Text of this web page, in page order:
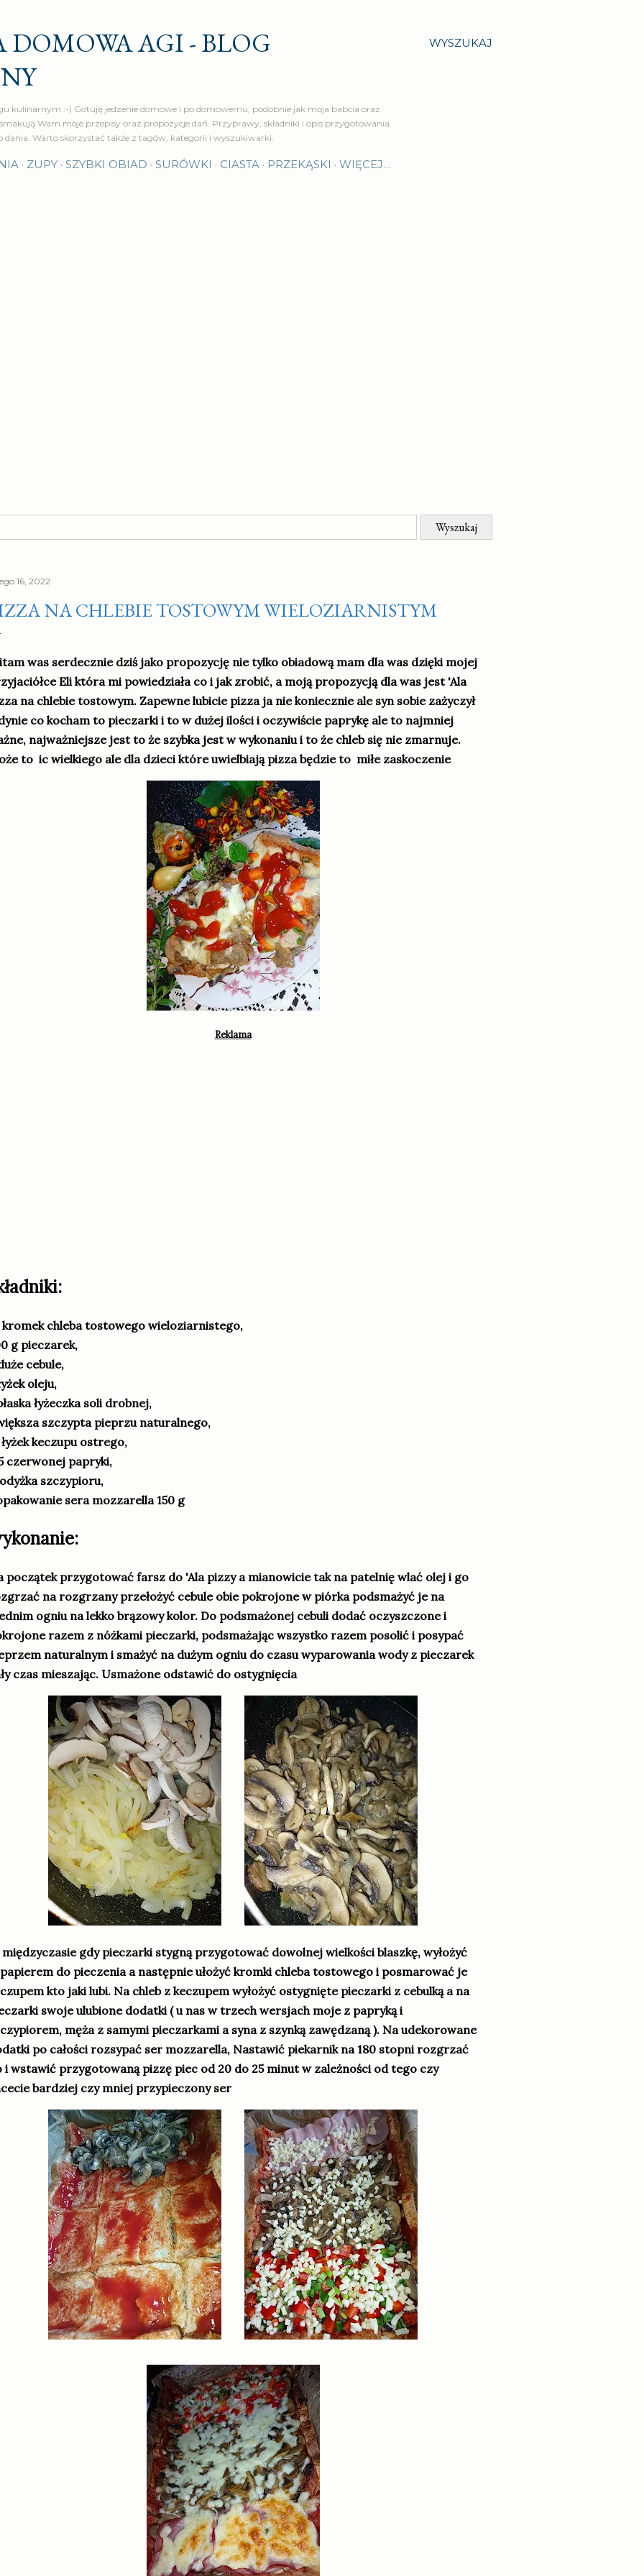
WYSZUKAJ
AGI - BLOG
kulinarnym :-) Gotuję jedzenie domowe i po domowemu, podobnie jak moja babcia oraz
Wam moje przepisy oraz propozycje dań. Przyprawy, składniki i opis przygotowania
dania. Warto skorzystać także z tagów, kategorii i wyszukiwarki.
ZUPY SZYBKI OBIAD SURÓWKI CIASTA PRZEKĄSKI WIĘCEJ…
16, 2022
NA CHLEBIE TOSTOWYM WIELOZIARNISTYM
was serdecznie dziś jako propozycję nie tylko obiadową mam dla was dzięki mojej
Eli która mi powiedziała co i jak zrobić, a moją propozycją dla was jest 'Ala
na chlebie tostowym. Zapewne lubicie pizza ja nie koniecznie ale syn sobie zażyczył
co kocham to pieczarki i to w dużej ilości i oczywiście paprykę ale to najmniej
najważniejsze jest to że szybka jest w wykonaniu i to że chleb się nie zmarnuje.
to ic wielkiego ale dla dzieci które uwielbiają pizza będzie to miłe zaskoczenie
kromek chleba tostowego wieloziarnistego,
g pieczarek,
cebule,
oleju,
łyżeczka soli drobnej,
szczypta pieprzu naturalnego,
łyżek keczupu ostrego,
czerwonej papryki,
szczypioru,
sera mozzarella 150 g
początek przygotować farsz do 'Ala pizzy a mianowicie tak na patelnię wlać olej i go
na rozgrzany przełożyć cebule obie pokrojone w piórka podsmażyć je na
ogniu na lekko brązowy kolor. Do podsmażonej cebuli dodać oczyszczone i
razem z nóżkami pieczarki, podsmażając wszystko razem posolić i posypać
naturalnym i smażyć na dużym ogniu do czasu wyparowania wody z pieczarek
czas mieszając. Usmażone odstawić do ostygnięcia
międzyczasie gdy pieczarki stygną przygotować dowolnej wielkości blaszkę, wyłożyć
do pieczenia a następnie ułożyć kromki chleba tostowego i posmarować je
kto jaki lubi. Na chleb z keczupem wyłożyć ostygnięte pieczarki z cebulką a na
swoje ulubione dodatki ( u nas w trzech wersjach moje z papryką i
męża z samymi pieczarkami a syna z szynką zawędzaną ). Na udekorowane
po całości rozsypać ser mozzarella, Nastawić piekarnik na 180 stopni rozgrzać
i wstawić przygotowaną pizzę piec od 20 do 25 minut w zależności od tego czy
bardziej czy mniej przypieczony ser